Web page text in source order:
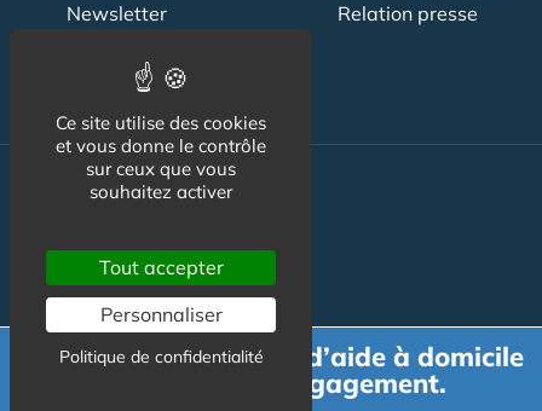
Newsletter
Relation presse
Actualité
Maisons de retraite
Résidences Service
Liens Utiles
Demande de devis d’aide à domicile
gratuit et sans engagement.
Ce site utilise des cookies
et vous donne le contrôle
sur ceux que vous
souhaitez activer
Tout accepter
Personnaliser
Politique de confidentialité